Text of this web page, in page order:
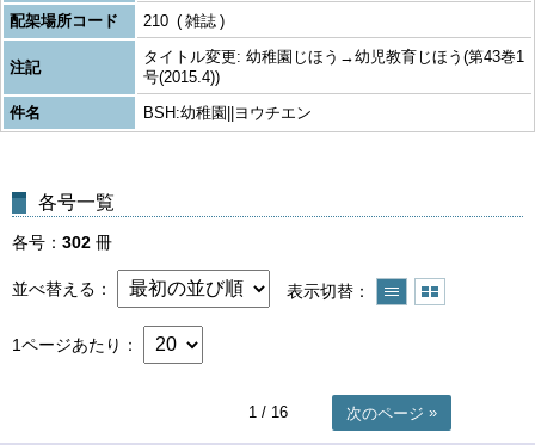
配架場所コード
210 雑誌
注記
タイトル変更: 幼稚園じほう→幼児教育じほう(第43巻1
号(2015.4))
件名
BSH:幼稚園||ヨウチエン
各号一覧
各号 302 冊
並べ替える 表示切替
1ページあたり
1/ 16 次のページ